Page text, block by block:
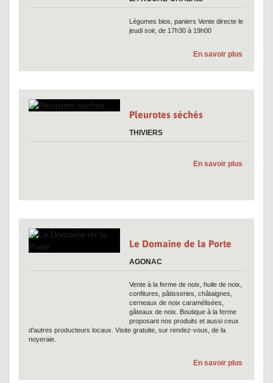
Légumes bios, paniers Vente directe le
jeudi soir, de 17h30 à 19h00
En savoir plus
Pleurotes séchés
THIVIERS
En savoir plus
Le Domaine de la Porte
AGONAC
Vente à la ferme de noix, huile de noix,
confitures, pâtisseries, châtaignes,
cerneaux de noix caramélisées,
gâteaux de noix. Boutique à la ferme
proposant nos produits et aussi ceux
d'autres producteurs locaux. Visite gratuite, sur rendez-vous, de la
noyeraie.
En savoir plus